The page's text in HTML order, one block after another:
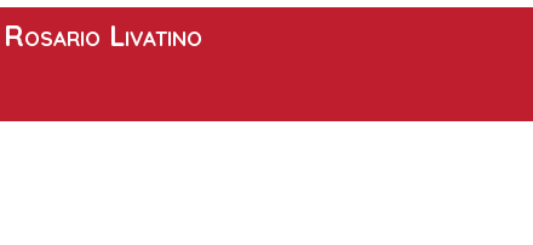
Rosario Livatino